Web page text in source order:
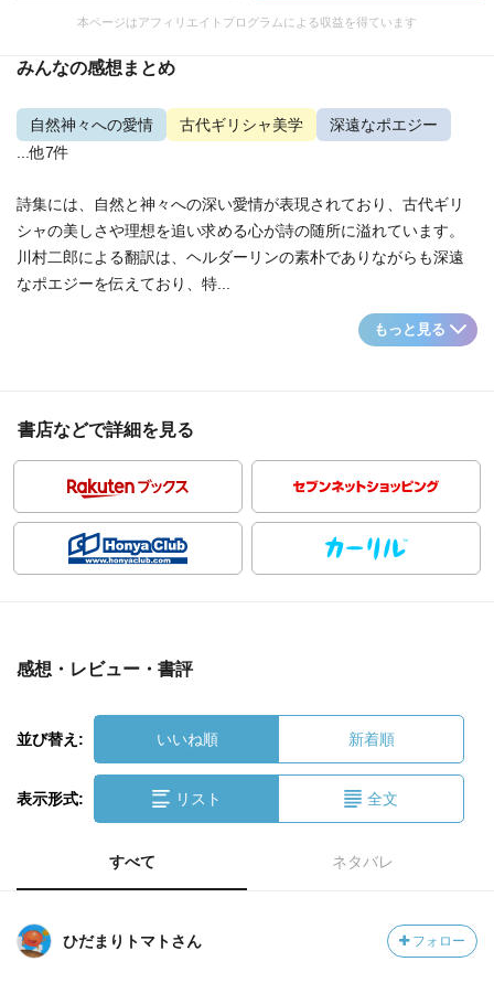
本ページはアフィリエイトプログラムによる収益を得ています
みんなの感想まとめ
自然神々への愛情 古代ギリシャ美学
深遠なポエジー
...他7件
詩集には、自然と神々への深い愛情が表現されており、古代ギリ
シャの美しさや理想を追い求める心が詩の随所に溢れています。
川村二郎による翻訳は、ヘルダーリンの素朴でありながらも深遠
なポエジーを伝えており、特...
もっと見る
書店などで詳細を見る
感想・レビュー・書評
並び替え: いいね順 新着順
表示形式: リスト 全文
すべて ネタバレ
ひだまりトマトさん フォロー